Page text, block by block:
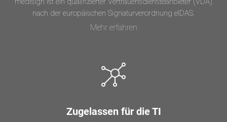
nach der europäischen Signaturverordnung eIDAS.
Mehr erfahren
Zugelassen für die TI